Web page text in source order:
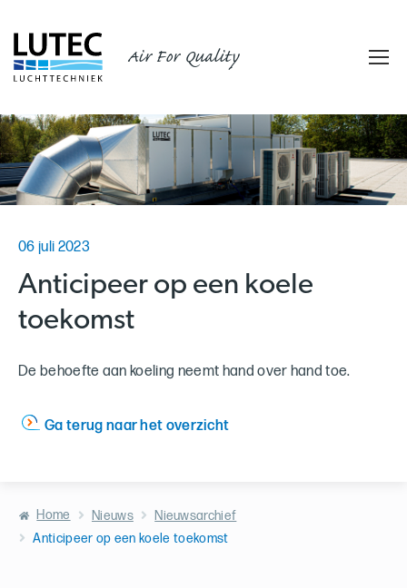
Air For Quality
06 juli 2023
Anticipeer op een koele
toekomst
De behoefte aan koeling neemt hand over hand toe.
Ga terug naar het overzicht
Home Nieuws
Nieuwsarchief
Anticipeer op een koele toekomst